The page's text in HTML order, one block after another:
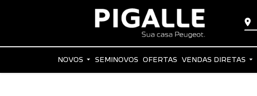
NOVOS SEMINOVOS OFERTAS VENDAS DIRETAS